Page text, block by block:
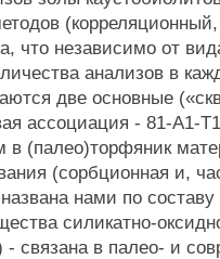
что независимо от
анализов в
две основные
ассоциация - 81-А1-
в (палео)торфяник
(сорбционная и,
нами по
силикатно-
связана в палео- и